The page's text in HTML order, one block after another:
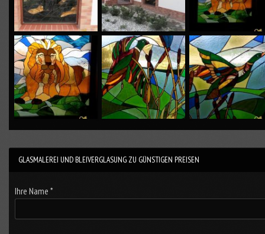
GLASMALEREI UND BLEIVERGLASUNG ZU GÜNSTIGEN PREISEN
Ihre Name *